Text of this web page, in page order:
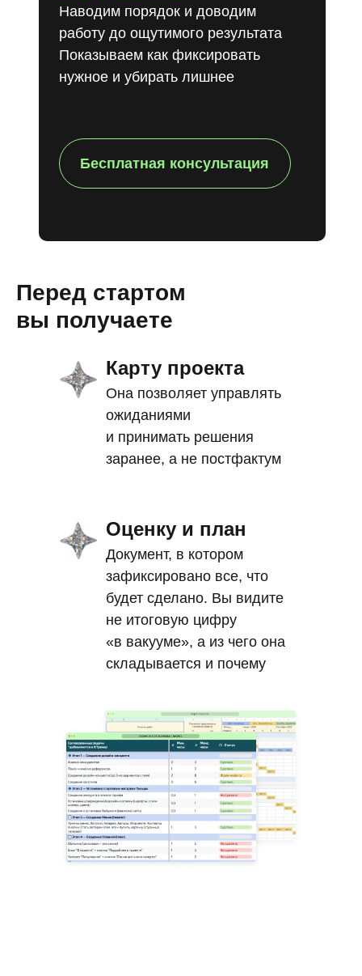
Наводим порядок и доводим
работу до ощутимого результата
Показываем как фиксировать
нужное и убирать лишнее
Бесплатная консультация
Перед стартом
вы получаете
Оценку и план
Документ, в котором
зафиксировано все, что
будет сделано. Вы видите
не итоговую цифру
«в вакууме», а из чего она
складывается и почему
Карту проекта
Она позволяет управлять
ожиданиями
и принимать решения
заранее, а не постфактум